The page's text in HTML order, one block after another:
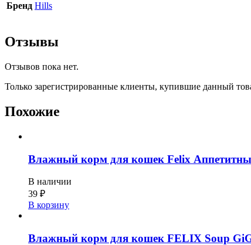
Бренд Hills
Отзывы
Отзывов пока нет.
Только зарегистрированные клиенты, купившие данный
Похожие
Влажный корм для кошек Felix
В наличии
39 ₽
В корзину
Влажный корм для кошек FELIX Soup